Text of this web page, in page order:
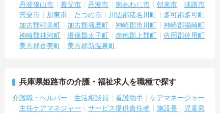
【温かい風土のもと、年代を問わず安心してスタートできます】
・「人間関係が良くて働きやすい」と評判の温かい職場で、1on1の
メンター制度による手厚いフォローが受けられます
・保育料補助や時短勤務、男性の育休取得実績など、子育てと仕事
の両立を支える制度が万全です
丹波篠山市
養父市 丹波市 南あわじ市 朝来市
淡路市
宍粟市
加東市 たつの市 川辺郡猪名川町
多可郡多可町
加古郡稲美町
加古郡播磨町 神崎郡市川町
神崎郡福崎町
神崎郡神河町
揖保郡太子町 赤穂郡上郡町
佐用郡佐用町
美方郡香美町
美方郡新温泉町
兵庫県姫路市の介護・福祉求人を職種で探す
介護職・ヘルパー 生活相談員 看護助手
ケアマネージャー
主任ケアマネジャー
サービス提供責任者 施設長
児童発